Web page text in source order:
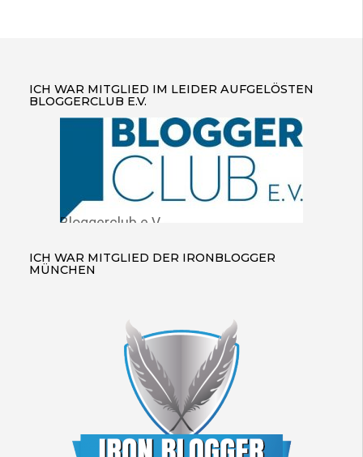
ICH WAR MITGLIED IM LEIDER AUFGELÖSTEN
BLOGGERCLUB E.V.
Bloggerclub e.V.
ICH WAR MITGLIED DER IRONBLOGGER
MÜNCHEN